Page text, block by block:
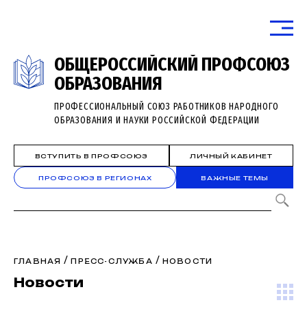
ОБЩЕРОССИЙСКИЙ ПРОФСОЮЗ
ОБРАЗОВАНИЯ
ПРОФЕССИОНАЛЬНЫЙ СОЮЗ РАБОТНИКОВ НАРОДНОГО
ОБРАЗОВАНИЯ И НАУКИ РОССИЙСКОЙ ФЕДЕРАЦИИ
ВСТУПИТЬ В ПРОФСОЮЗ ЛИЧНЫЙ КАБИНЕТ
ПРОФСОЮЗ В РЕГИОНАХ ВАЖНЫЕ ТЕМЫ
ГЛАВНАЯ /ПРЕСС-СЛУЖБА / НОВОСТИ
Новости